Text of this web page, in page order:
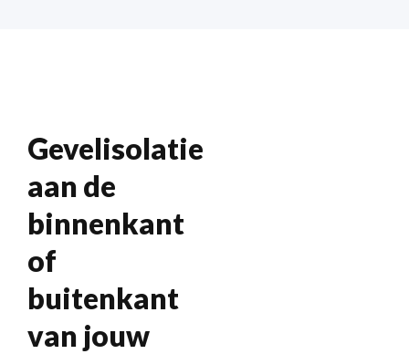
Gevelisolatie
aan de
binnenkant
of
buitenkant
van jouw